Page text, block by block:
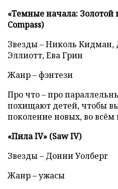
«Темные начала: Золотой
Compass)
Звезды – Николь Кидман,
Эллиотт, Ева Грин
Жанр – фэнтези
Про что – про
похищают детей, чтобы
поколение новых, во
«Пила IV» (Saw IV)
Звезды – Донни Уолберг
Жанр – ужасы